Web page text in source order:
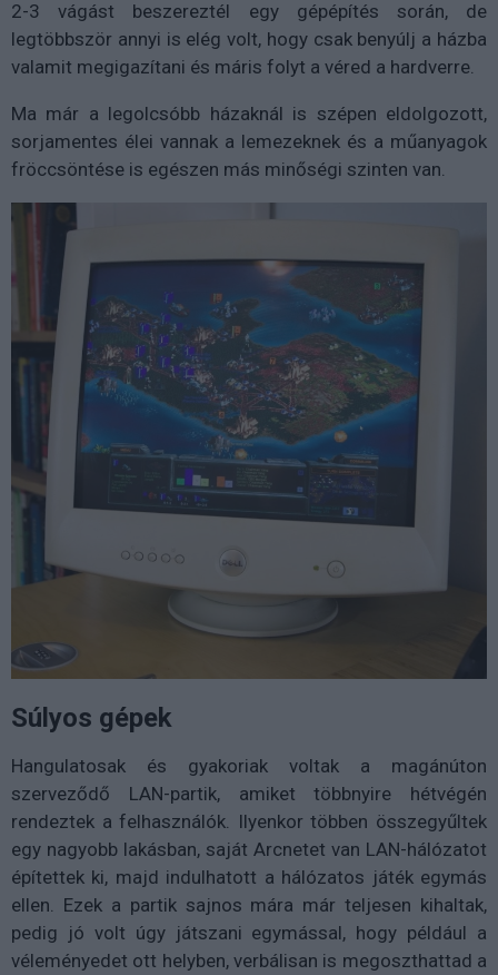
2-3 vágást beszereztél egy gépépítés során, de
legtöbbször annyi is elég volt, hogy csak benyúlj a házba
valamit megigazítani és máris folyt a véred a hardverre.
Ma már a legolcsóbb házaknál is szépen eldolgozott,
sorjamentes élei vannak a lemezeknek és a műanyagok
fröccsöntése is egészen más minőségi szinten van.
Súlyos gépek
Hangulatosak és gyakoriak voltak a magánúton
szerveződő LAN-partik, amiket többnyire hétvégén
rendeztek a felhasználók. Ilyenkor többen összegyűltek
egy nagyobb lakásban, saját Arcnetet van LAN-hálózatot
építettek ki, majd indulhatott a hálózatos játék egymás
ellen. Ezek a partik sajnos mára már teljesen kihaltak,
pedig jó volt úgy játszani egymással, hogy például a
véleményedet ott helyben, verbálisan is megoszthattad a